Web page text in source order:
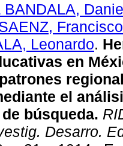
BANDALA,
Leonardo.
en
el
búsqueda.
Desarro.